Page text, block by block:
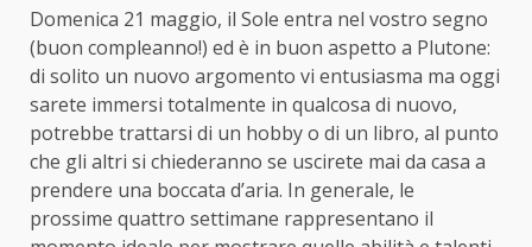
Domenica 21 maggio, il Sole entra nel vostro segno
(buon compleanno!) ed è in buon aspetto a Plutone:
di solito un nuovo argomento vi entusiasma ma oggi
sarete immersi totalmente in qualcosa di nuovo,
potrebbe trattarsi di un hobby o di un libro, al punto
che gli altri si chiederanno se uscirete mai da casa a
prendere una boccata d’aria. In generale, le
prossime quattro settimane rappresentano il